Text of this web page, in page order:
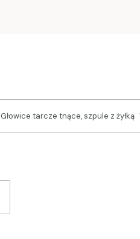
Głowice tarcze tnące, szpule z żyłką